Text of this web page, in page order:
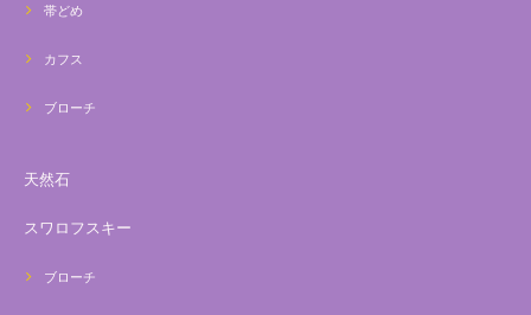
帯どめ
カフス
ブローチ
天然石
スワロフスキー
ブローチ